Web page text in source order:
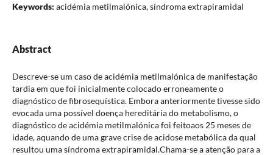
Keywords: acidémia metilmalónica, síndroma extrapiramidal
Abstract
Descreve-se um caso de acidémia metilmalónica de manifestação
tardia em que foi inicialmente colocado erroneamente o
diagnóstico de fibrosequística. Embora anteriormente tivesse sido
evocada uma possível doença hereditária do metabolismo, o
diagnóstico de acidémia metilmalónica foi feitoaos 25 meses de
idade, aquando de uma grave crise de acidose metabólica da qual
resultou uma síndroma extrapiramidal.Chama-se a atenção para a